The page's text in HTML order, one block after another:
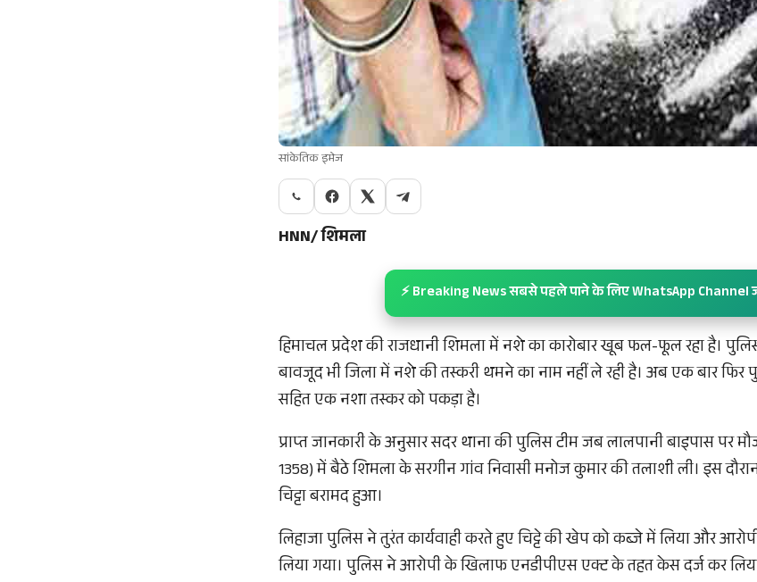
सांकेतिक इमेज
HNN/ शिमला
⚡ Breaking News सबसे पहले पाने के लिए WhatsApp Channel
हिमाचल प्रदेश की राजधानी शिमला में नशे का कारोबार खूब फल-फूल रहा है।
बावजूद भी जिला में नशे की तस्करी थमने का नाम नहीं ले रही है। अब एक बार फिर
सहित एक नशा तस्कर को पकड़ा है।
प्राप्त जानकारी के अनुसार सदर थाना की पुलिस टीम जब लालपानी बाइपास पर
1358) में बैठे शिमला के सरगीन गांव निवासी मनोज कुमार की तलाशी ली। इस
चिट्टा बरामद हुआ।
लिहाजा पुलिस ने तुरंत कार्यवाही करते हुए चिट्टे की खेप को कब्जे में लिया और
लिया गया। पुलिस ने आरोपी के खिलाफ एनडीपीएस एक्ट के तहत केस दर्ज कर